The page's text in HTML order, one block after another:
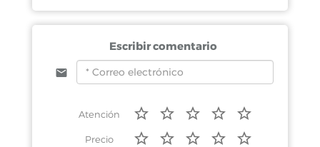
Escribir comentario
Atención
Precio